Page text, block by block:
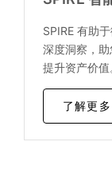
SPIRE 有助
深度洞察，
提升资产价值
了解更多